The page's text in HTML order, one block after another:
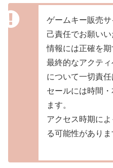
ゲームキー販売
己責任でお願いい
情報には正確を
最終的なアクテ
について一切責任
セールには時間
ます。
アクセス時期に
る可能性がありま